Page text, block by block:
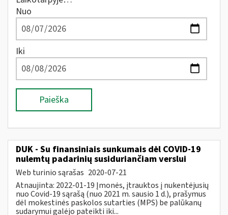
Nuo
Iki
Paieška
DUK - Su finansiniais sunkumais dėl COVID-19
nulemtų padarinių susiduriančiam verslui
Web turinio sąrašas 2020-07-21
Atnaujinta: 2022-01-19 Įmonės, įtrauktos į nukentėjusių
nuo Covid-19 sąrašą (nuo 2021 m. sausio 1 d.), prašymus
dėl mokestinės paskolos sutarties (MPS) be palūkanų
sudarymui galėjo pateikti iki...